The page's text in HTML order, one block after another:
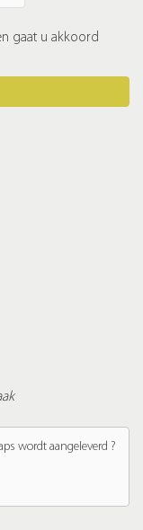
gaat u akkoord
wordt aangeleverd ?